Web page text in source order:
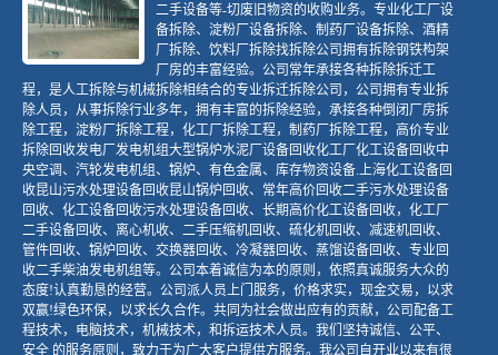
二手设备等-切废旧物资的收购业务。专业化工厂设
备拆除、淀粉厂设备拆除、制药厂设备拆除、酒精
厂拆除、饮料厂拆除找拆除公司拥有拆除钢铁构架
厂房的丰富经验。公司常年承接各种拆除拆迁工
程，是人工拆除与机械拆除相结合的专业拆迁拆除公司，公司拥有专业拆
除人员，从事拆除行业多年，拥有丰富的拆除经验，承接各种倒闭厂房拆
除工程，淀粉厂拆除工程，化工厂拆除工程，制药厂拆除工程，高价专业
拆除回收发电厂发电机组大型锅炉水泥厂设备回收化工厂化工设备回收中
央空调、汽轮发电机组、锅炉、有色金属、库存物资设备.上海化工设备回
收昆山污水处理设备回收昆山锅炉回收、常年高价回收二手污水处理设备
回收、化工设备回收污水处理设备回收、长期高价化工设备回收，化工厂
二手设备回收、离心机收、二手压缩机回收、硫化机回收、减速机回收、
管件回收、锅炉回收、交换器回收、冷凝器回收、蒸馏设备回收、专业回
收二手柴油发电机组等。公司本着诚信为本的原则，依照真诚服务大众的
态度!认真勤恳的经营。公司派人员上门服务，价格求实，现金交易，以求
双赢!绿色环保，以求长久合作。共同为社会做出应有的贡献，公司配备工
程技术，电脑技术，机械技术，和拆运技术人员。我们坚持诚信、公平、
安全 的服务原则，致力于为广大客户提供方服务。我公司自开业以来有很